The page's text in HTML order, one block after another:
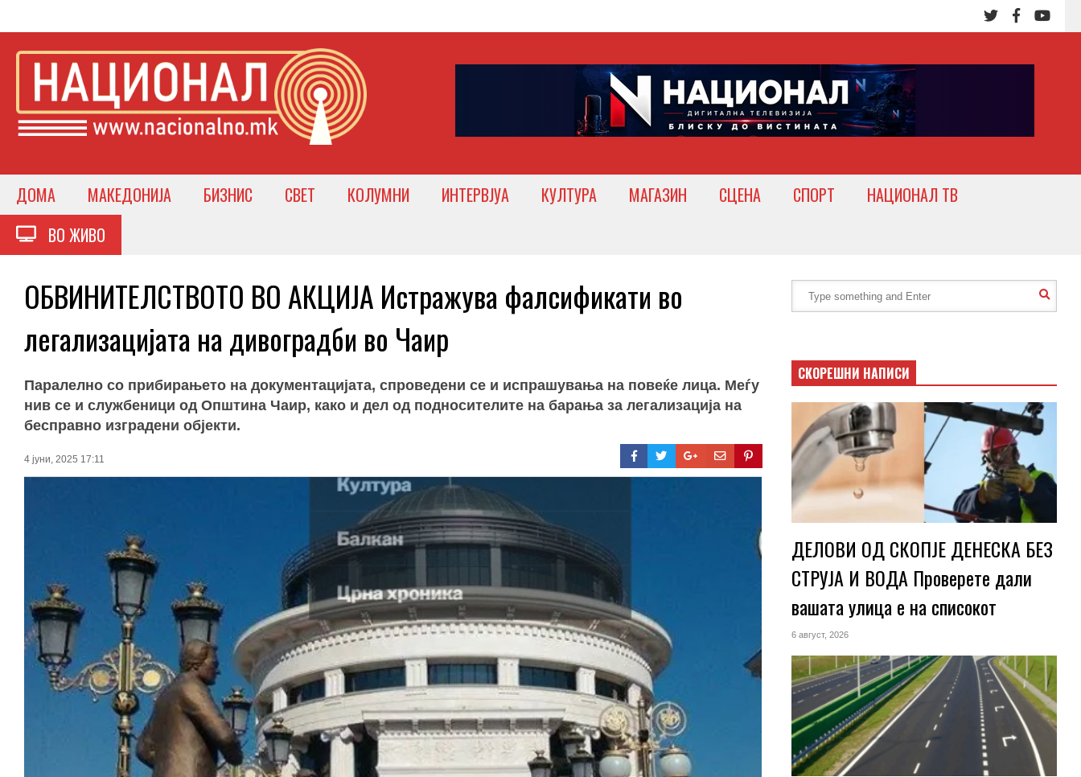
ДОМА МАКЕДОНИЈА БИЗНИС СВЕТ КОЛУМНИ ИНТЕРВЈУА КУЛТУРА МАГАЗИН СЦЕНА СПОРТ
НАЦИОНАЛ ТВ
ВО ЖИВО
ОБВИНИТЕЛСТВОТО ВО АКЦИЈА Истражува фалсификати во
легализацијата на дивоградби во Чаир
Паралелно со прибирањето на документацијата, спроведени се и испрашувања на повеќе лица. Меѓу
нив се и службеници од Општина Чаир, како и дел од подносителите на барања за легализација на
бесправно изградени објекти.
4 јуни, 2025 17:11
СКОРЕШНИ НАПИСИ
ДЕЛОВИ ОД СКОПЈЕ ДЕНЕСКА БЕЗ
СТРУЈА И ВОДА Проверете дали
вашата улица е на списокот
6 август, 2026